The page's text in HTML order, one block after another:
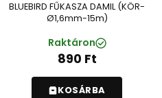
BLUEBIRD FŰKASZA DAMIL (KÖR-
Ø1,6mm-15m)
Raktáron
890 Ft
KOSÁRBA